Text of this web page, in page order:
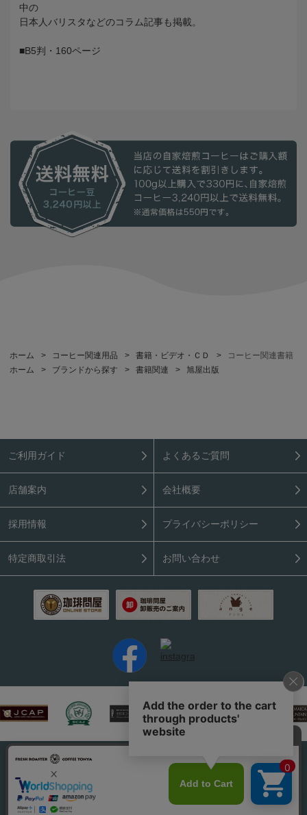
中の
日本人バリスタなどのコラム記事も掲載。
■B5判・160ページ
ホーム > コーヒー関連用品 > 書籍・ビデオ・ＣＤ >
コーヒー関連書籍
ホーム
> ブランドから探す > 書籍関連 > 旭屋出版
ご利用ガイド よくあるご質問
店舗案内 会社概要
採用情報 プライバシーポリシー
特定商取引法 お問い合わせ
PC表示はこちら
Copyright (C) 2026 Coffee Tonya. All rights reserved.